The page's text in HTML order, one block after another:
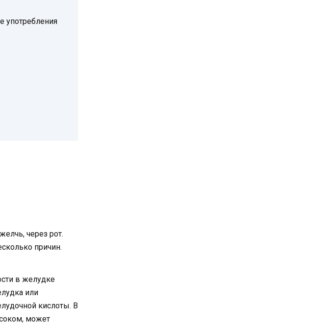
употребления
через рот.
причин.
в желудке
или
кислоты. В
может